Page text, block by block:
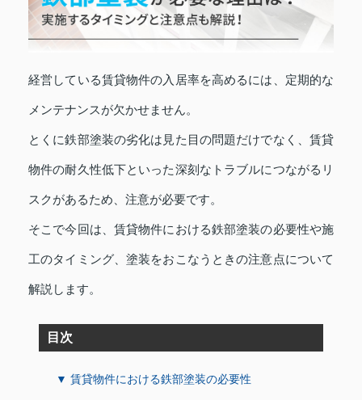
経営している賃貸物件の入居率を高めるには、定期的な
メンテナンスが欠かせません。
とくに鉄部塗装の劣化は見た目の問題だけでなく、賃貸
物件の耐久性低下といった深刻なトラブルにつながるリ
スクがあるため、注意が必要です。
そこで今回は、賃貸物件における鉄部塗装の必要性や施
工のタイミング、塗装をおこなうときの注意点について
解説します。
目次
▼ 賃貸物件における鉄部塗装の必要性